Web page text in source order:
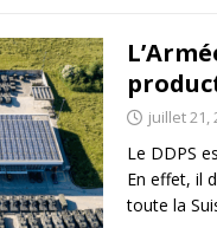
juillet 21,
Le DDPS
En effet, il
toute la